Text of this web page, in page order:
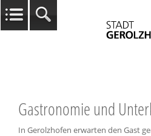
Gastronomie und
In Gerolzhofen erwarten den Gast